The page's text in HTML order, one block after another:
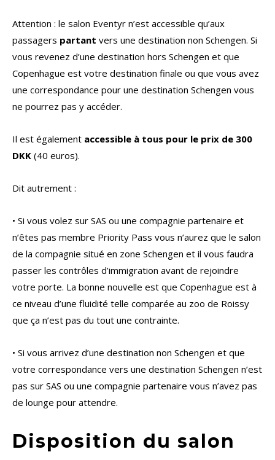
Attention : le salon Eventyr n’est accessible qu’aux
passagers partant vers une destination non Schengen. Si
vous revenez d’une destination hors Schengen et que
Copenhague est votre destination finale ou que vous avez
une correspondance pour une destination Schengen vous
ne pourrez pas y accéder.
Il est également accessible à tous pour le prix de 300
DKK (40 euros).
Dit autrement :
• Si vous volez sur SAS ou une compagnie partenaire et
n’êtes pas membre Priority Pass vous n’aurez que le salon
de la compagnie situé en zone Schengen et il vous faudra
passer les contrôles d’immigration avant de rejoindre
votre porte. La bonne nouvelle est que Copenhague est à
ce niveau d’une fluidité telle comparée au zoo de Roissy
que ça n’est pas du tout une contrainte.
• Si vous arrivez d’une destination non Schengen et que
votre correspondance vers une destination Schengen n’est
pas sur SAS ou une compagnie partenaire vous n’avez pas
de lounge pour attendre.
Disposition du salon